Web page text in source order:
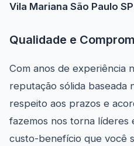
Vila Mariana São Paulo SP
Qualidade e
Com anos de experiência
reputação sólida baseada
respeito aos prazos e
fazemos nos torna líderes
custo-benefício que você